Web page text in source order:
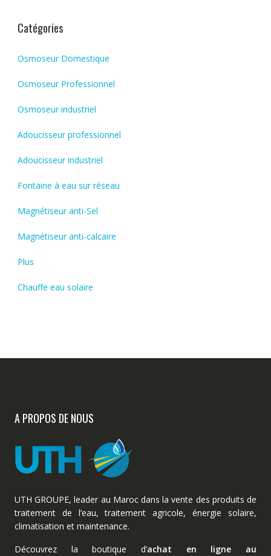
Catégories
Osmoseur Domestique
Osmoseur Professionnel
Osmoseur industriel
Adoucisseur professionnel
Adoucisseur industriel
Fontaine à eau sur réseau
Magnétiseur anti-Sel
Magnétiseur anti-calcaire
Plus
Chauffe eau solaire
A PROPOS DE NOUS
UTH GROUPE, leader au Maroc dans la vente des produits de
traitement de l’eau, traitement agricole, énergie solaire,
climatisation et maintenance.
Découvrez la boutique d’achat en ligne au